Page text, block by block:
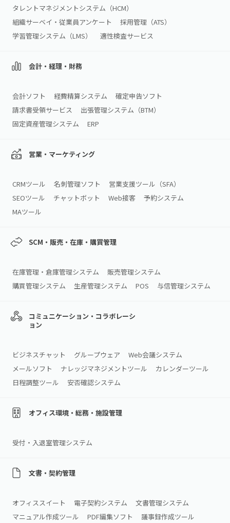
タレントマネジメントシステム（HCM）
組織サーベイ・従業員アンケート
採用管理（ATS）
学習管理システム（LMS）
適性検査サービス
会計・経理・財務
会計ソフト 経費精算システム
確定申告ソフト
請求書受領サービス
出張管理システム（BTM）
固定資産管理システム
ERP
営業・マーケティング
CRMツール 名刺管理ソフト
営業支援ツール（SFA）
SEOツール
チャットボット Web接客
予約システム
MAツール
SCM・販売・在庫・購買管理
在庫管理・倉庫管理システム
販売管理システム
購買管理システム
生産管理システム POS 与信管理システム
コミュニケーション・コラボレーシ
ョン
ビジネスチャット グループウェア
Web会議システム
メールソフト
ナレッジマネジメントツール
カレンダーツール
日程調整ツール
安否確認システム
オフィス環境・総務・施設管理
受付・入退室管理システム
文書・契約管理
オフィススイート 電子契約システム
文書管理システム
マニュアル作成ツール
PDF編集ソフト 議事録作成ツール